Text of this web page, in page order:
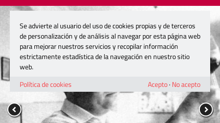
Se advierte al usuario del uso de cookies propias y de terceros
de personalización y de análisis al navegar por esta página web
para mejorar nuestros servicios y recopilar información
estrictamente estadística de la navegación en nuestro sitio
web.
Política de cookies
Acepto· No acepto